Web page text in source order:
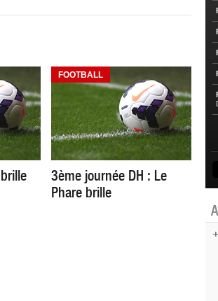
FOOTBALL
3ème journée DH : Le
Phare brille